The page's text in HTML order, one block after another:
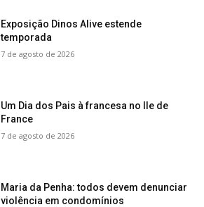
Exposição Dinos Alive estende
temporada
7 de agosto de 2026
Um Dia dos Pais à francesa no Ile de
France
7 de agosto de 2026
Maria da Penha: todos devem denunciar
violência em condomínios